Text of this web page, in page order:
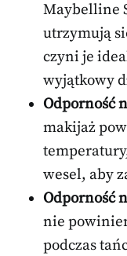
Maybelline
utrzymują
czyni je
wyjątkowy
Odporność
makijaż
wesel, aby
Odporność
nie
podczas